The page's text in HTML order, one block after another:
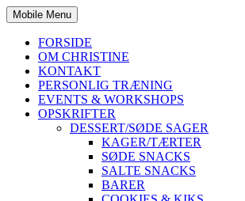
Mobile Menu
FORSIDE
OM CHRISTINE
KONTAKT
PERSONLIG TRÆNING
EVENTS & WORKSHOPS
OPSKRIFTER
DESSERT/SØDE SAGER
KAGER/TÆRTER
SØDE SNACKS
SALTE SNACKS
BARER